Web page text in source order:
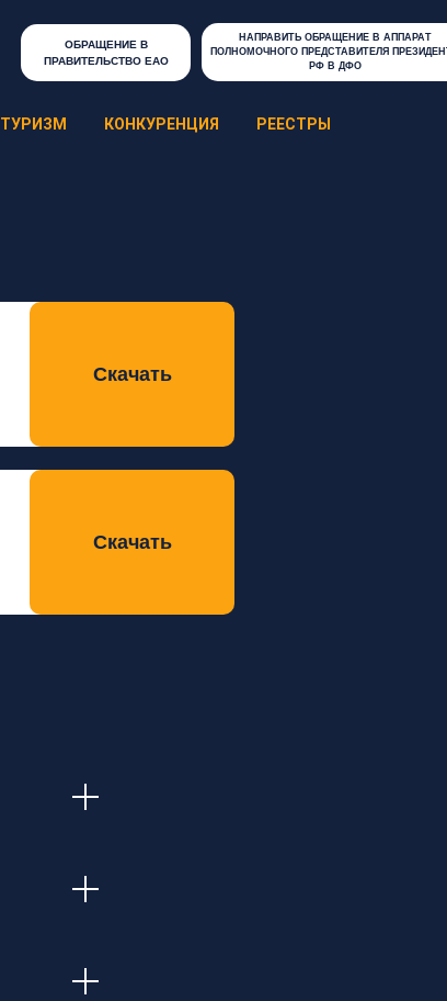
ОБРАЩЕНИЕ В
ПРАВИТЕЛЬСТВО ЕАО
НАПРАВИТЬ ОБРАЩЕНИЕ В АППАРАТ
ПОЛНОМОЧНОГО ПРЕДСТАВИТЕЛЯ
РФ В ДФО
ТУРИЗМ КОНКУРЕНЦИЯ
РЕЕСТРЫ
Скачать
Скачать